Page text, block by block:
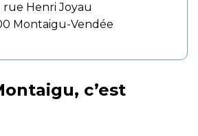
rue Henri Joyau
Montaigu-Vendée
c’est